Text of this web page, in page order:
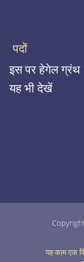
पदों
इस पर हेगेल ग्रंथ
यह भी देखें
यह काम एक